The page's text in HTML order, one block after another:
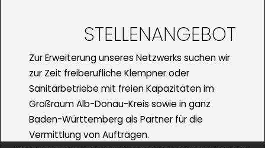
STELLENANGEBOT
Zur Erweiterung unseres Netzwerks suchen wir
zur Zeit freiberufliche Klempner oder
Sanitärbetriebe mit freien Kapazitäten im
Großraum Alb-Donau-Kreis sowie in ganz
Baden-Württemberg als Partner für die
Vermittlung von Aufträgen.